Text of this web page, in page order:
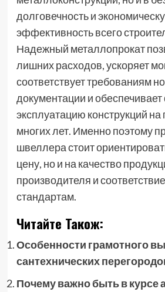
долговечность и
эффективность всего
Надежный металлопрокат
лишних расходов, ускоряет
соответствует требованиям
документации и
эксплуатацию конструкций
многих лет. Именно поэтому
швеллера стоит
цену, но и на качество
производителя и
стандартам.
Читайте Також:
Особенности грамотного
сантехнических
Почему важно быть в курсе